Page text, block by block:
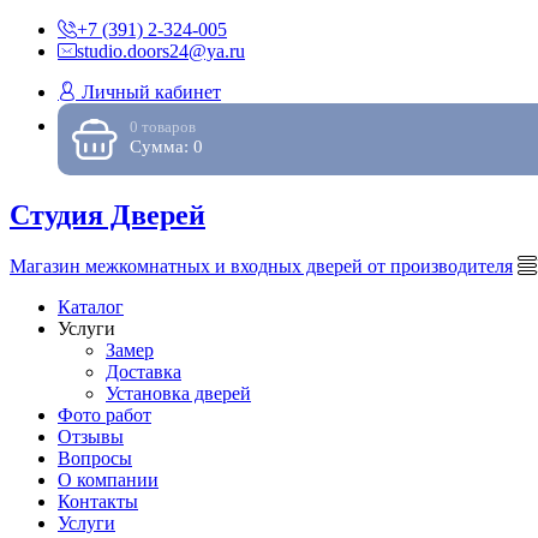
+7 (391) 2-324-005
studio.doors24@ya.ru
Личный кабинет
0 товаров
Сумма: 0
Студия Дверей
Магазин межкомнатных и входных дверей от производителя
Каталог
Услуги
Замер
Доставка
Установка дверей
Фото работ
Отзывы
Вопросы
О компании
Контакты
Услуги